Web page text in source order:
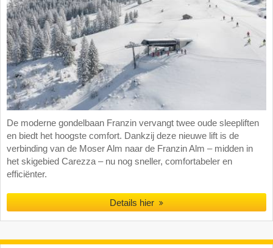
De moderne gondelbaan Franzin vervangt twee oude sleepliften
en biedt het hoogste comfort. Dankzij deze nieuwe lift is de
verbinding van de Moser Alm naar de Franzin Alm – midden in
het skigebied Carezza – nu nog sneller, comfortabeler en
efficiënter.
Details hier